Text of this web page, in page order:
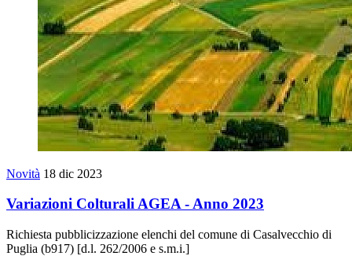
Novità 18 dic 2023
Variazioni Colturali AGEA - Anno 2023
Richiesta pubblicizzazione elenchi del comune di Casalvecchio di
Puglia (b917) [d.l. 262/2006 e s.m.i.]